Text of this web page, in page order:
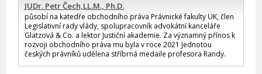
JUDr. Petr Čech,LL.M., Ph.D.
působí na katedře obchodního práva Právnické fakulty UK, člen
Legislativní rady vlády, spolupracovník advokátní kanceláře
Glatzová & Co. a lektor Justiční akademie. Za významný přínos k
rozvoji obchodního práva mu byla v roce 2021 Jednotou
českých právníků udělena stříbrná medaile profesora Randy.